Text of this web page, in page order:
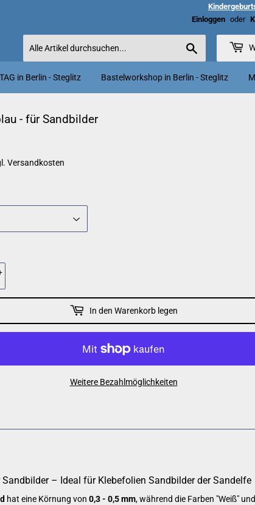
Einloggen oder
in Berlin - Steglitz Bastelworkshop in Berlin - Steglitz
- für Sandbilder
Versandkosten
In den Warenkorb legen
Weitere Bezahlmöglichkeiten
Sandbilder – Ideal für Klebefolien Sandbilder der Sandelfe
hat eine Körnung von 0,3 - 0,5 mm, während die Farben "Weiß"